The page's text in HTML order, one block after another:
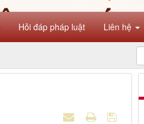
Hỏi đáp pháp luật Liên hệ